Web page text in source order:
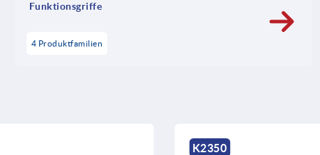
Funktionsgriffe
4 Produktfamilien